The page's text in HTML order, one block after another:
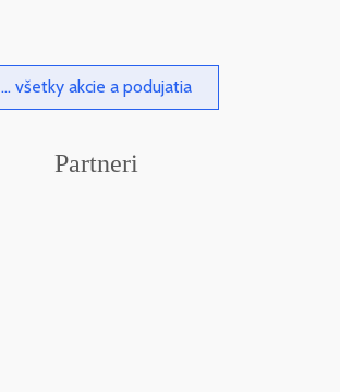
... všetky akcie a podujatia
Partneri